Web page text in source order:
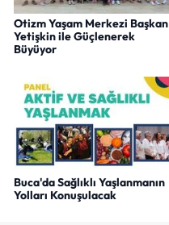
Otizm Yaşam Merkezi Başkan
Yetişkin ile Güçlenerek
Büyüyor
Buca'da Sağlıklı Yaşlanmanın
Yolları Konuşulacak